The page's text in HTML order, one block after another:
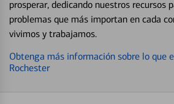
prosperar, dedicando nuestros recursos
problemas que más importan en cada
vivimos y trabajamos.
Obtenga más información sobre lo que
Rochester